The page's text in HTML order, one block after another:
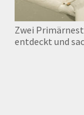
Zwei
entdeckt und